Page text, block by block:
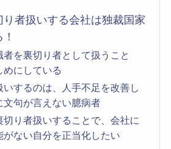
者扱いする会社は独裁国家
者を裏切り者として扱うこと
めにしている
いするのは、人手不足を改善し
文句が言えない臆病者
切り者扱いすることで、会社に
がない自分を正当化したい